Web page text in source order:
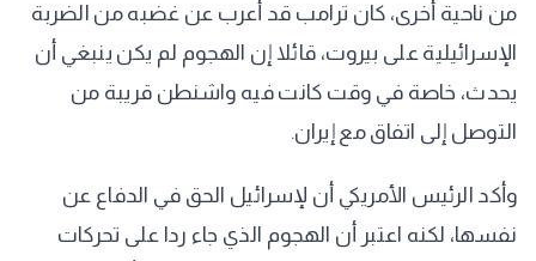
من ناحية أخرى، كان ترامب قد أعرب عن غضبه من الضربة
الإسرائيلية على بيروت، قائلا إن الهجوم لم يكن ينبغي أن
يحدث، خاصة في وقت كانت فيه واشنطن قريبة من
التوصل إلى اتفاق مع إيران.
وأكد الرئيس الأمريكي أن لإسرائيل الحق في الدفاع عن
نفسها، لكنه اعتبر أن الهجوم الذي جاء ردا على تحركات